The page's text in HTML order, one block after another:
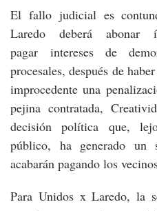
El fallo judicial es
Laredo deberá abonar
pagar intereses de
procesales, después de
improcedente una
pejina contratada,
decisión política que,
público, ha generado un
acabarán pagando los
Para Unidos x Laredo, la